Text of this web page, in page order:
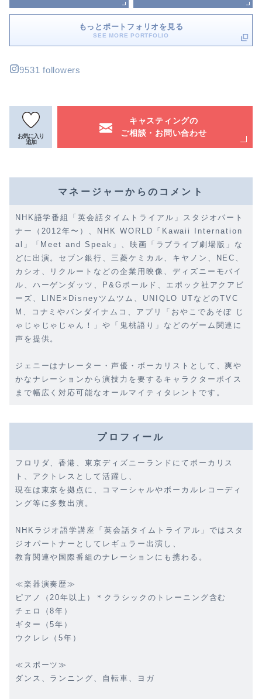
もっとポートフォリオを見る
SEE MORE PORTFOLIO
9531 followers
お気に入り
追加
キャスティングの
ご相談・お問い合わせ
マネージャーからのコメント
NHK語学番組「英会話タイムトライアル」スタジオパート
ナー（2012年〜）、NHK WORLD「Kawaii Internation
al」「Meet and Speak」、映画「ラブライブ劇場版」な
どに出演。セブン銀行、三菱ケミカル、キヤノン、NEC、
カシオ、リクルートなどの企業用映像、ディズニーモバイ
ル、ハーゲンダッツ、P&Gボールド、エポック社アクアビ
ーズ、LINE×Disneyツムツム、UNIQLO UTなどのTVC
M、コナミやバンダイナムコ、アプリ「おやこであそぼ じ
ゃじゃじゃじゃん！」や「鬼桃語り」などのゲーム関連に
声を提供。
ジェニーはナレーター・声優・ボーカリストとして、爽や
かなナレーションから演技力を要するキャラクターボイス
まで幅広く対応可能なオールマイティタレントです。
プロフィール
フロリダ、香港、東京ディズニーランドにてボーカリス
ト、アクトレスとして活躍し、
現在は東京を拠点に、コマーシャルやボーカルレコーディ
ング等に多数出演。
NHKラジオ語学講座「英会話タイムトライアル」ではスタ
ジオパートナーとしてレギュラー出演し、
教育関連や国際番組のナレーションにも携わる。
≪楽器演奏歴≫
ピアノ（20年以上）＊クラシックのトレーニング含む
チェロ（8年）
ギター（5年）
ウクレレ（5年）
≪スポーツ≫
ダンス、ランニング、自転車、ヨガ